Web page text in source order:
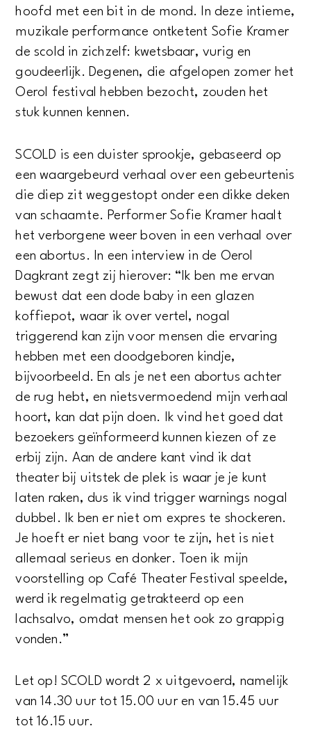
hoofd met een bit in de mond. In deze intieme,
muzikale performance ontketent Sofie Kramer
de scold in zichzelf: kwetsbaar, vurig en
goudeerlijk. Degenen, die afgelopen zomer het
Oerol festival hebben bezocht, zouden het
stuk kunnen kennen.
SCOLD is een duister sprookje, gebaseerd op
een waargebeurd verhaal over een gebeurtenis
die diep zit weggestopt onder een dikke deken
van schaamte. Performer Sofie Kramer haalt
het verborgene weer boven in een verhaal over
een abortus. In een interview in de Oerol
Dagkrant zegt zij hierover: “Ik ben me ervan
bewust dat een dode baby in een glazen
koffiepot, waar ik over vertel, nogal
triggerend kan zijn voor mensen die ervaring
hebben met een doodgeboren kindje,
bijvoorbeeld. En als je net een abortus achter
de rug hebt, en nietsvermoedend mijn verhaal
hoort, kan dat pijn doen. Ik vind het goed dat
bezoekers geïnformeerd kunnen kiezen of ze
erbij zijn. Aan de andere kant vind ik dat
theater bij uitstek de plek is waar je je kunt
laten raken, dus ik vind trigger warnings nogal
dubbel. Ik ben er niet om expres te shockeren.
Je hoeft er niet bang voor te zijn, het is niet
allemaal serieus en donker. Toen ik mijn
voorstelling op Café Theater Festival speelde,
werd ik regelmatig getrakteerd op een
lachsalvo, omdat mensen het ook zo grappig
vonden.”
Let op! SCOLD wordt 2 x uitgevoerd, namelijk
van 14.30 uur tot 15.00 uur en van 15.45 uur
tot 16.15 uur.